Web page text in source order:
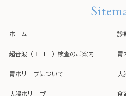
ホーム 診
超音波（エコー）検査のご案内 胃
胃ポリープについて 大
大腸ポリープ 食